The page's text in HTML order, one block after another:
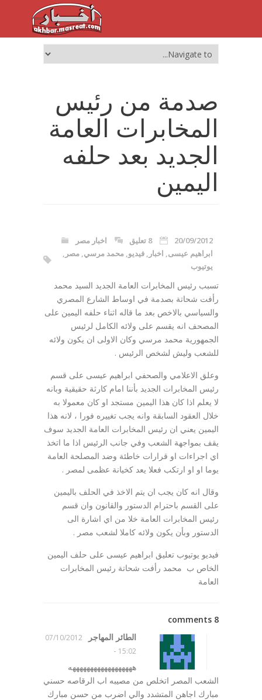
صدمة من رئيس
المخابرات العامة
الجديد بعد حلفه
اليمين
20/09/2012 8 تعليق
اخبار مصر
ابراهيم عيسى, اخبار , فيديو, محمد مرسي, مصر ,
يوتيوب
تسبب رئيس المخابرات العامة الجديد السيد محمد
رأفت شحاتة بصدمة في اوساط الشارع المصري
والسياسي بالاخص بعد ما قاله اثناء حلفه اليمين على
المصحف انه يقسم على ولائه الكامل لرئيس
الجمهورية محمد مرسي وكان الاولى ان يكون ولائه
للشعب وليش لشخص الرئيس .
وعلق الاعلامي والصحفي ابراهيم عيسى على قسم
رئيس المخابرات الجديد بأننا امام كارثة حقيقية وبانه
لا يعلم اذا كان هذا اليمين مستجد او كان معمولا به
خلال العقود السابقة وانه يجب تغييره فورا ، لانه هذا
اليمين يعني ان رئيس المخابرات العامة الجديد سوف
يقف بمواجهة الشعب وفي جانب الرئيس اذا ما اتخذ
اي اجراءات او قرارات خاطئة وضد المصلحة العامة
يوما او او ارتكب فعلا يعد كخيانة عظمى لمصر .
وقال انه كان يجب ان يتم الاخذ في الحلف باليمين
على القسم باحترام الدستور والقانون وان قسم
رئيس المخابرات العامة خلا من اي اشارة الى
الدستور وبأن يكون ولائه كاملا لشعب مصر .
فيديو يوتيوب تعليق ابراهيم عيسى على حلف اليمين
الخاص ب محمد رأفت شحاتة رئيس المخابرات
العامة
8 comments
الطائر المهاجر
07/10/2012
15:02
-
ههههههههههههههههههه
الشعب المصر اتخلص من مصيبه اب الرقاصه حسني
مبارك اجاهن المتشدد والي اضرب من حسن مبارك